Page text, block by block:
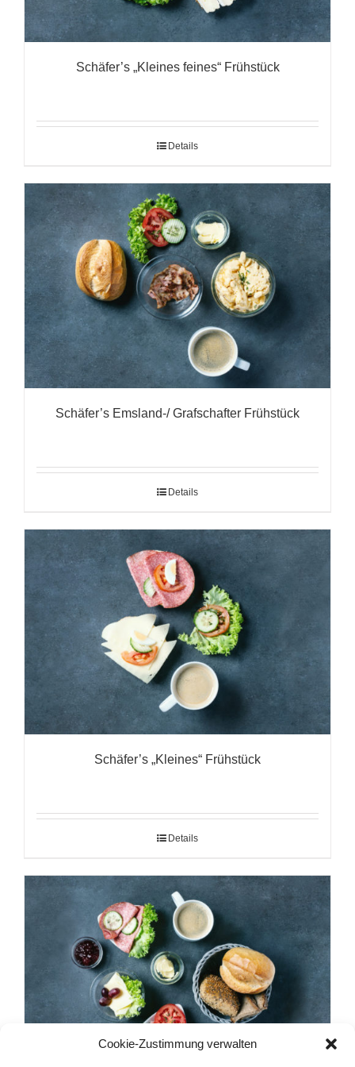
Cookie-Zustimmung verwalten
Schäfer’s „Kleines feines“ Frühstück
Details
Schäfer’s Emsland-/ Grafschafter Frühstück
Details
Schäfer’s „Kleines“ Frühstück
Details